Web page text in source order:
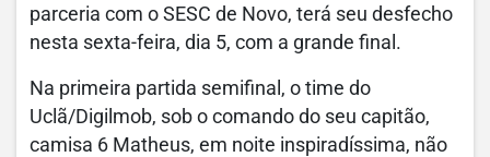
parceria com o SESC de Novo, terá seu desfecho
nesta sexta-feira, dia 5, com a grande final.
Na primeira partida semifinal, o time do
Uclã/Digilmob, sob o comando do seu capitão,
camisa 6 Matheus, em noite inspiradíssima, não